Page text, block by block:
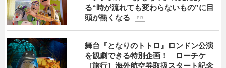
る“時が流れても変わらないもの”に目
頭が熱くなる
P R
舞台『となりのトトロ』ロンドン公演
を観劇できる特別企画！ ローチケ
［旅行］海外航空券取扱スタート記念